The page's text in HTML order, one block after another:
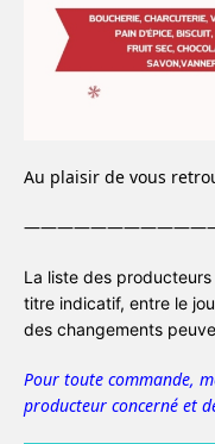
Au plaisir de vous
La liste des
titre indicatif, entre le
des changements
Pour toute commande,
producteur concerné et